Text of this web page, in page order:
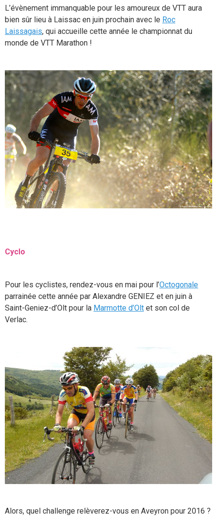
L’évènement immanquable pour les amoureux de VTT aura
bien sûr lieu à Laissac en juin prochain avec le Roc
Laissagais, qui accueille cette année le championnat du
monde de VTT Marathon !
Cyclo
Pour les cyclistes, rendez-vous en mai pour l’Octogonale
parrainée cette année par Alexandre GENIEZ et en juin à
Saint-Geniez-d’Olt pour la Marmotte d’Olt et son col de
Verlac.
Alors, quel challenge relèverez-vous en Aveyron pour 2016 ?